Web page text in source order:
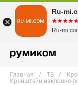
Главная ТВ
Кронштейн наклонно-
Ru-
☆☆☆☆☆
★★★★★
Ru-